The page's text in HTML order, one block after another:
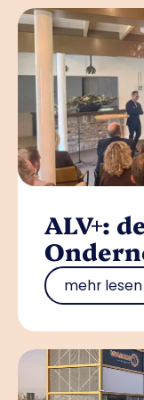
ALV+:
mehr lesen